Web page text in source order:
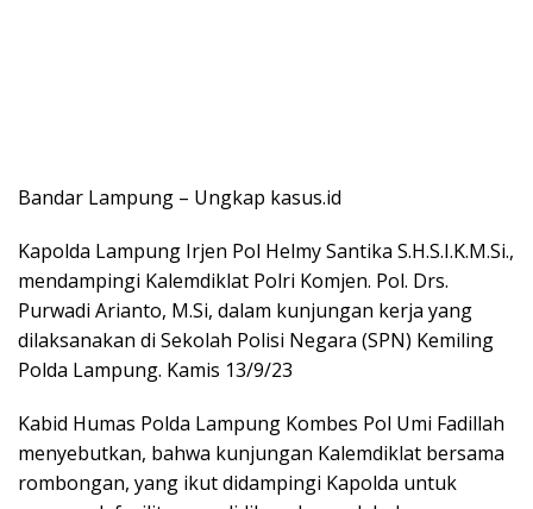
Bandar Lampung – Ungkap kasus.id
Kapolda Lampung Irjen Pol Helmy Santika S.H.S.I.K.M.Si.,
mendampingi Kalemdiklat Polri Komjen. Pol. Drs.
Purwadi Arianto, M.Si, dalam kunjungan kerja yang
dilaksanakan di Sekolah Polisi Negara (SPN) Kemiling
Polda Lampung. Kamis 13/9/23
Kabid Humas Polda Lampung Kombes Pol Umi Fadillah
menyebutkan, bahwa kunjungan Kalemdiklat bersama
rombongan, yang ikut didampingi Kapolda untuk